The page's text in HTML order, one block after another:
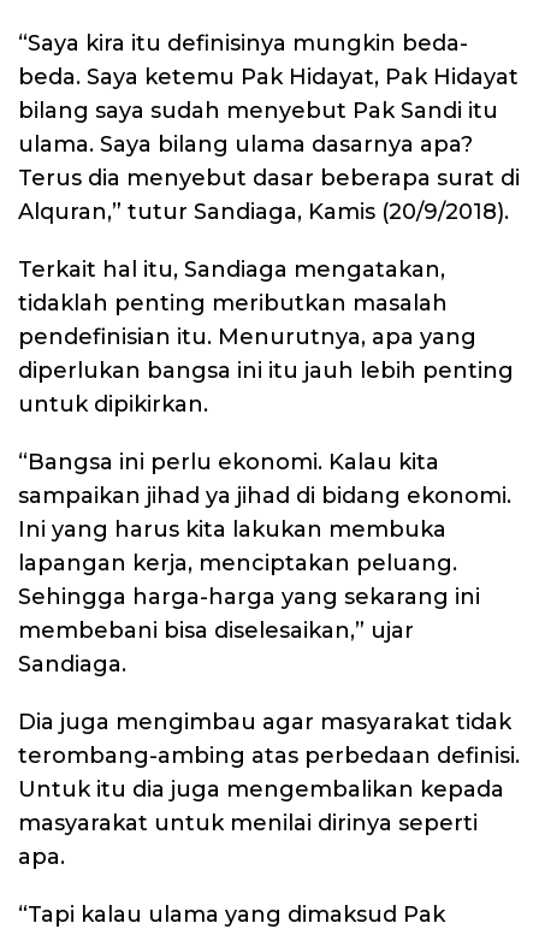
“Saya kira itu definisinya mungkin beda-
beda. Saya ketemu Pak Hidayat, Pak Hidayat
bilang saya sudah menyebut Pak Sandi itu
ulama. Saya bilang ulama dasarnya apa?
Terus dia menyebut dasar beberapa surat di
Alquran,” tutur Sandiaga, Kamis (20/9/2018).
Terkait hal itu, Sandiaga mengatakan,
tidaklah penting meributkan masalah
pendefinisian itu. Menurutnya, apa yang
diperlukan bangsa ini itu jauh lebih penting
untuk dipikirkan.
“Bangsa ini perlu ekonomi. Kalau kita
sampaikan jihad ya jihad di bidang ekonomi.
Ini yang harus kita lakukan membuka
lapangan kerja, menciptakan peluang.
Sehingga harga-harga yang sekarang ini
membebani bisa diselesaikan,” ujar
Sandiaga.
Dia juga mengimbau agar masyarakat tidak
terombang-ambing atas perbedaan definisi.
Untuk itu dia juga mengembalikan kepada
masyarakat untuk menilai dirinya seperti
apa.
“Tapi kalau ulama yang dimaksud Pak